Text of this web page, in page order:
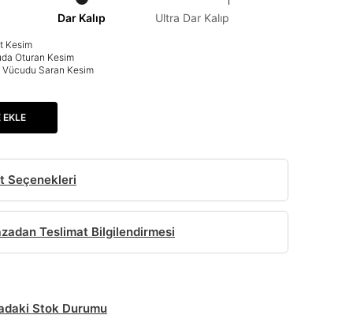
Dar Kalıp Ultra Dar Kalıp
Kesim
Oturan Kesim
Vücudu Saran Kesim
EKLE
Seçenekleri
Teslimat Bilgilendirmesi
Stok Durumu